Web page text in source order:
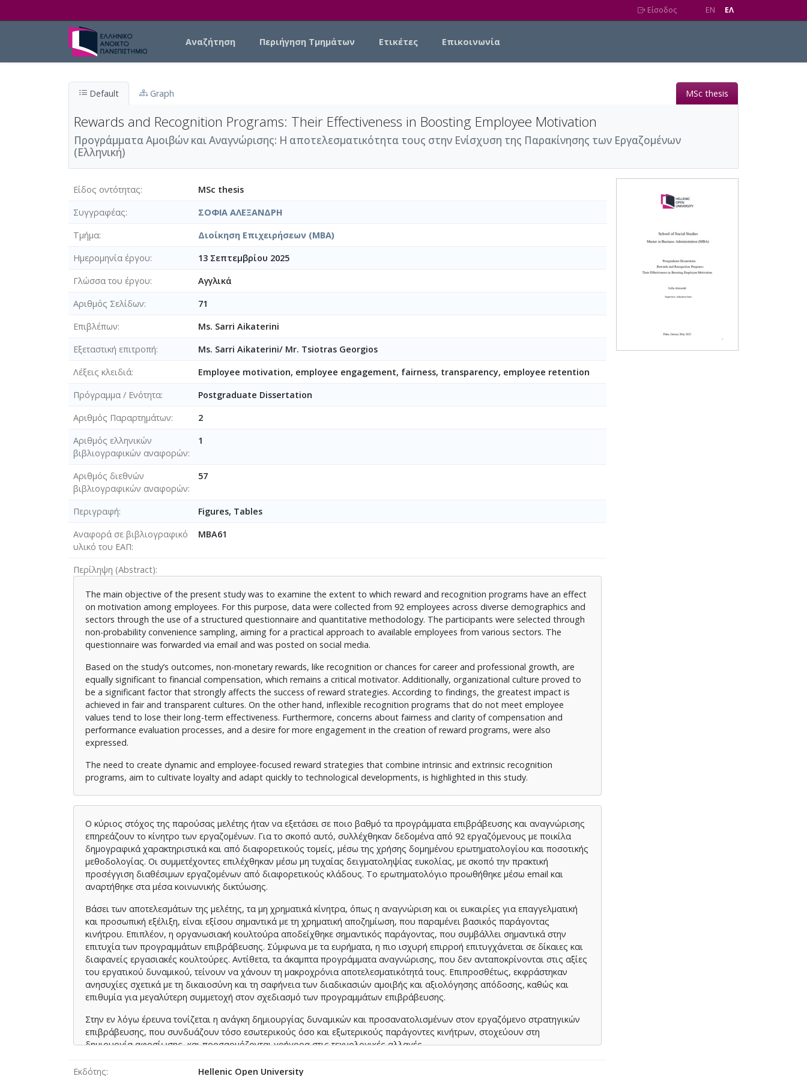
Είσοδος EN EΛ
Αναζήτηση Περιήγηση Τμημάτων Ετικέτες Επικοινωνία
Default Graph MSc thesis
Rewards and Recognition Programs: Their Effectiveness in Boosting Employee Motivation
Προγράμματα Αμοιβών και Αναγνώρισης: Η αποτελεσματικότητα τους στην Ενίσχυση της Παρακίνησης των Εργαζομένων
(Ελληνική)
Είδος οντότητας
MSc thesis
Συγγραφέας
ΣΟΦΙΑ ΑΛΕΞΑΝΔΡΗ
Τμήμα
Διοίκηση Επιχειρήσεων (MBA)
Ημερομηνία έργου
13 Σεπτεμβρίου 2025
Γλώσσα του έργου
Αγγλικά
Αριθμός Σελίδων
71
Επιβλέπων
Ms. Sarri Aikaterini
Εξεταστική επιτροπή
Ms. Sarri Aikaterini/ Mr. Tsiotras Georgios
Λέξεις κλειδιά
Employee motivation, employee engagement, fairness, transparency, employee retention
Πρόγραμμα / Ενότητα
Postgraduate Dissertation
Αριθμός Παραρτημάτων
2
Αριθμός ελληνικών
βιβλιογραφικών αναφορών
1
Αριθμός διεθνών
βιβλιογραφικών αναφορών
57
Περιγραφή
Figures, Tables
Αναφορά σε βιβλιογραφικό
υλικό του ΕΑΠ
MBA61
Περίληψη (Abstract)
The main objective of the present study was to examine the extent to which reward and recognition programs have an effect
on motivation among employees. For this purpose, data were collected from 92 employees across diverse demographics and
sectors through the use of a structured questionnaire and quantitative methodology. The participants were selected through
non-probability convenience sampling, aiming for a practical approach to available employees from various sectors. The
questionnaire was forwarded via email and was posted on social media.
Based on the study’s outcomes, non-monetary rewards, like recognition or chances for career and professional growth, are
equally significant to financial compensation, which remains a critical motivator. Additionally, organizational culture proved to
be a significant factor that strongly affects the success of reward strategies. According to findings, the greatest impact is
achieved in fair and transparent cultures. On the other hand, inflexible recognition programs that do not meet employee
values tend to lose their long-term effectiveness. Furthermore, concerns about fairness and clarity of compensation and
performance evaluation processes, and a desire for more engagement in the creation of reward programs, were also
expressed.
The need to create dynamic and employee-focused reward strategies that combine intrinsic and extrinsic recognition
programs, aim to cultivate loyalty and adapt quickly to technological developments, is highlighted in this study.
Ο κύριος στόχος της παρούσας μελέτης ήταν να εξετάσει σε ποιο βαθμό τα προγράμματα επιβράβευσης και αναγνώρισης
επηρεάζουν το κίνητρο των εργαζομένων. Για το σκοπό αυτό, συλλέχθηκαν δεδομένα από 92 εργαζόμενους με ποικίλα
δημογραφικά χαρακτηριστικά και από διαφορετικούς τομείς, μέσω της χρήσης δομημένου ερωτηματολογίου και ποσοτικής
μεθοδολογίας. Οι συμμετέχοντες επιλέχθηκαν μέσω μη τυχαίας δειγματοληψίας ευκολίας, με σκοπό την πρακτική
προσέγγιση διαθέσιμων εργαζομένων από διαφορετικούς κλάδους. Το ερωτηματολόγιο προωθήθηκε μέσω email και
αναρτήθηκε στα μέσα κοινωνικής δικτύωσης.
Βάσει των αποτελεσμάτων της μελέτης, τα μη χρηματικά κίνητρα, όπως η αναγνώριση και οι ευκαιρίες για επαγγελματική
και προσωπική εξέλιξη, είναι εξίσου σημαντικά με τη χρηματική αποζημίωση, που παραμένει βασικός παράγοντας
κινήτρου. Επιπλέον, η οργανωσιακή κουλτούρα αποδείχθηκε σημαντικός παράγοντας, που συμβάλλει σημαντικά στην
επιτυχία των προγραμμάτων επιβράβευσης. Σύμφωνα με τα ευρήματα, η πιο ισχυρή επιρροή επιτυγχάνεται σε δίκαιες και
διαφανείς εργασιακές κουλτούρες. Αντίθετα, τα άκαμπτα προγράμματα αναγνώρισης, που δεν ανταποκρίνονται στις αξίες
του εργατικού δυναμικού, τείνουν να χάνουν τη μακροχρόνια αποτελεσματικότητά τους. Επιπροσθέτως, εκφράστηκαν
ανησυχίες σχετικά με τη δικαιοσύνη και τη σαφήνεια των διαδικασιών αμοιβής και αξιολόγησης απόδοσης, καθώς και
επιθυμία για μεγαλύτερη συμμετοχή στον σχεδιασμό των προγραμμάτων επιβράβευσης.
Στην εν λόγω έρευνα τονίζεται η ανάγκη δημιουργίας δυναμικών και προσανατολισμένων στον εργαζόμενο στρατηγικών
επιβράβευσης, που συνδυάζουν τόσο εσωτερικούς όσο και εξωτερικούς παράγοντες κινήτρων, στοχεύουν στη
δημιουργία αφοσίωσης, και προσαρμόζονται γρήγορα στις τεχνολογικές αλλαγές.
Εκδότης Hellenic Open University